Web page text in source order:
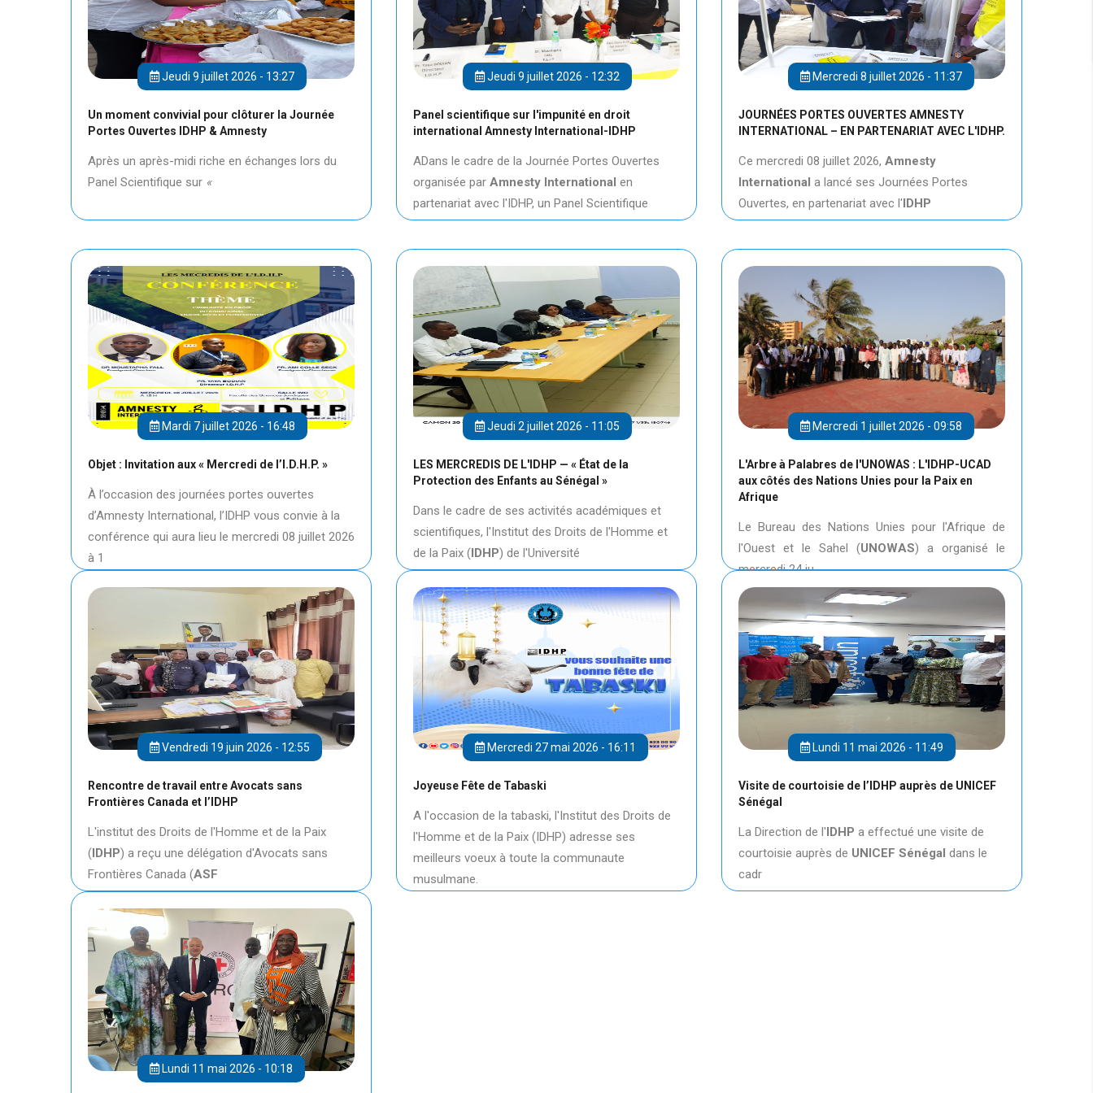
Jeudi 9 juillet 2026 - 13:27
Un moment convivial pour clôturer la Journée
Portes Ouvertes IDHP & Amnesty
Après un après-midi riche en échanges lors du
Panel Scientifique sur «
Jeudi 9 juillet 2026 - 12:32
Panel scientifique sur l'impunité en droit
international Amnesty International-IDHP
ADans le cadre de la Journée Portes Ouvertes
organisée par Amnesty International en
partenariat avec l'IDHP, un Panel Scientifique
Mercredi 8 juillet 2026 - 11:37
JOURNÉES PORTES OUVERTES AMNESTY
INTERNATIONAL – EN PARTENARIAT AVEC L'IDHP.
Ce mercredi 08 juillet 2026, Amnesty
International a lancé ses Journées Portes
Ouvertes, en partenariat avec l'IDHP
Mardi 7 juillet 2026 - 16:48
Objet : Invitation aux « Mercredi de l’I.D.H.P. »
À l’occasion des journées portes ouvertes
d’Amnesty International, l’IDHP vous convie à la
conférence qui aura lieu le mercredi 08 juillet 2026
à 1
Jeudi 2 juillet 2026 - 11:05
LES MERCREDIS DE L'IDHP — « État de la
Protection des Enfants au Sénégal »
Dans le cadre de ses activités académiques et
scientifiques, l'Institut des Droits de l'Homme et
de la Paix (IDHP) de l'Université
Mercredi 1 juillet 2026 - 09:58
L'Arbre à Palabres de l'UNOWAS : L'IDHP-UCAD
aux côtés des Nations Unies pour la Paix en
Afrique
Le Bureau des Nations Unies pour l'Afrique de
l'Ouest et le Sahel (UNOWAS) a organisé le
mercredi 24 ju
Vendredi 19 juin 2026 - 12:55
Rencontre de travail entre Avocats sans
Frontières Canada et l’IDHP
L'institut des Droits de l'Homme et de la Paix
(IDHP) a reçu une délégation d'Avocats sans
Frontières Canada (ASF
Mercredi 27 mai 2026 - 16:11
Joyeuse Fête de Tabaski
A l'occasion de la tabaski, l'Institut des Droits de
l'Homme et de la Paix (IDHP) adresse ses
meilleurs voeux à toute la communaute
musulmane.
Lundi 11 mai 2026 - 11:49
Visite de courtoisie de l’IDHP auprès de UNICEF
Sénégal
La Direction de l'IDHP a effectué une visite de
courtoisie auprès de UNICEF Sénégal dans le
cadr
Lundi 11 mai 2026 - 10:18